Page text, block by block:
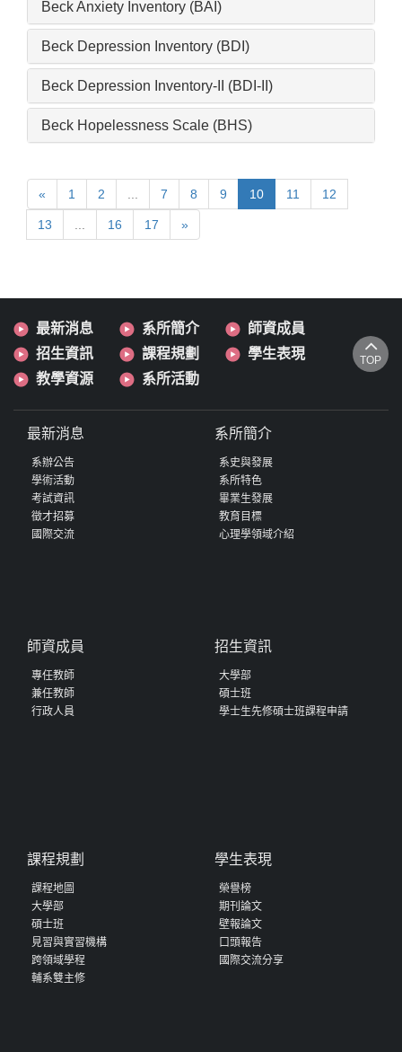
Beck Anxiety Inventory (BAI)
Beck Depression Inventory (BDI)
Beck Depression Inventory-II (BDI-II)
Beck Hopelessness Scale (BHS)
« 1 2 7 8 9 10 11 12
13 16 17 »
最新消息 系所簡介
師資成員
招生資訊
課程規劃
學生表現
教學資源
系所活動
TOP
最新消息
系辦公告
學術活動
考試資訊
徵才招募
國際交流
系所簡介
系史與發展
系所特色
畢業生發展
教育目標
心理學領域介紹
師資成員
專任教師
兼任教師
行政人員
招生資訊
大學部
碩士班
學士生先修碩士班課程申請
課程規劃
課程地圖
大學部
碩士班
見習與實習機構
跨領域學程
輔系雙主修
學生表現
榮譽榜
期刊論文
壁報論文
口頭報告
國際交流分享